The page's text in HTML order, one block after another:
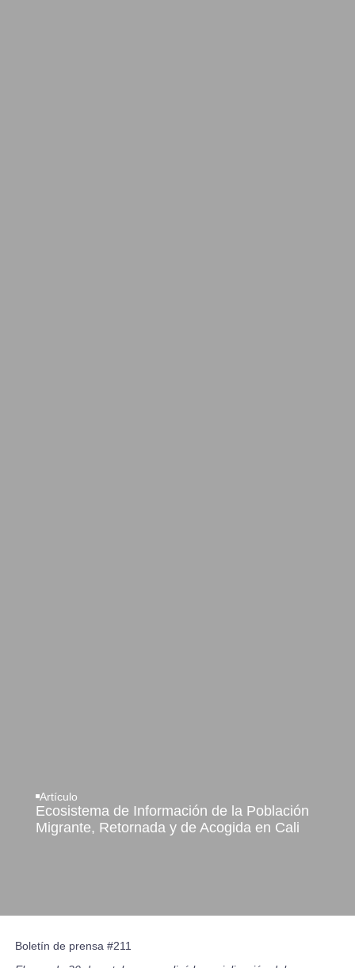
Artículo
Ecosistema de Información de la Población
Migrante, Retornada y de Acogida en Cali
Boletín de prensa #211